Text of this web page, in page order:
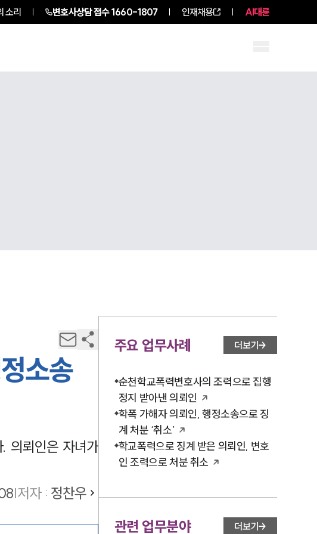
소리 변호사상담 접수1660-1807 인재채용 AI대륜
소송
의뢰인은 자녀가
|저자 : 정찬우
주요 업무사례 더보기
순천학교폭력변호사의 조력으로 집행
정지 받아낸 의뢰인
학폭 가해자 의뢰인, 행정소송으로 징
계 처분 ‘취소’
학교폭력으로 징계 받은 의뢰인, 변호
인 조력으로 처분 취소
관련 업무분야 더보기